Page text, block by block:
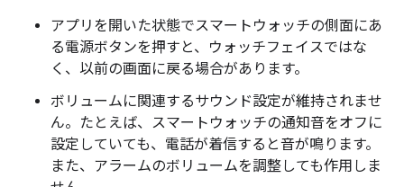
アプリを開いた状態でスマートウォッチの側面にあ
る電源ボタンを押すと、ウォッチフェイスではな
く、以前の画面に戻る場合があります。
ボリュームに関連するサウンド設定が維持されませ
ん。たとえば、スマートウォッチの通知音をオフに
設定していても、電話が着信すると音が鳴ります。
また、アラームのボリュームを調整しても作用しま